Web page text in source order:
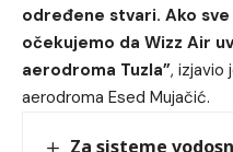
određene stvari. Ako
očekujemo da Wizz Air
aerodroma Tuzla”, izjavio
aerodroma Esed Mujačić.
Za sisteme